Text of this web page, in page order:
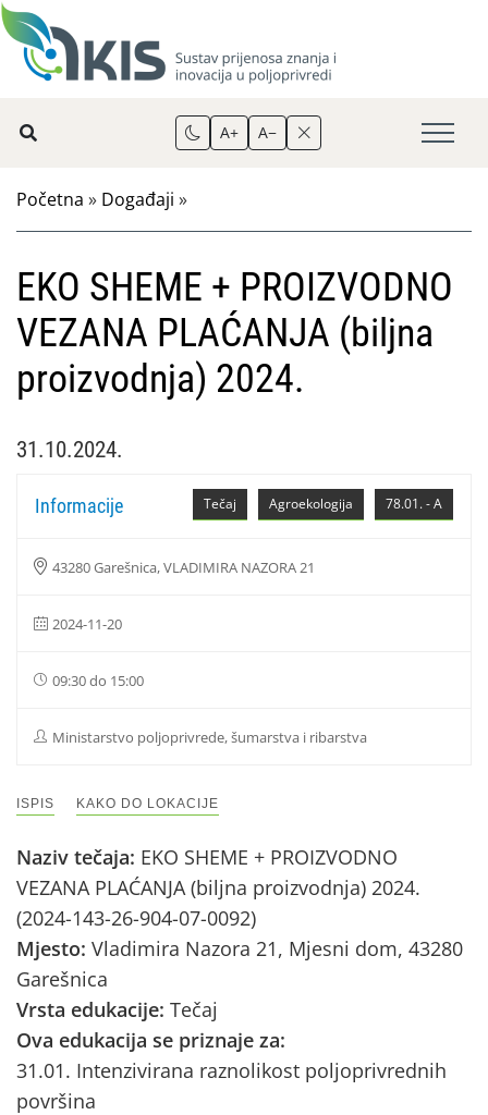
A+ A−
Početna » Događaji »
EKO SHEME + PROIZVODNO
VEZANA PLAĆANJA (biljna
proizvodnja) 2024.
31.10.2024.
78.01. - A
Agroekologija
Tečaj
Informacije
43280 Garešnica, VLADIMIRA NAZORA 21
2024-11-20
09:30 do 15:00
Ministarstvo poljoprivrede, šumarstva i ribarstva
ISPIS KAKO DO LOKACIJE
Naziv tečaja: EKO SHEME + PROIZVODNO
VEZANA PLAĆANJA (biljna proizvodnja) 2024.
(2024-143-26-904-07-0092)
Mjesto: Vladimira Nazora 21, Mjesni dom, 43280
Garešnica
Vrsta edukacije: Tečaj
Ova edukacija se priznaje za:
31.01. Intenzivirana raznolikost poljoprivrednih
površina